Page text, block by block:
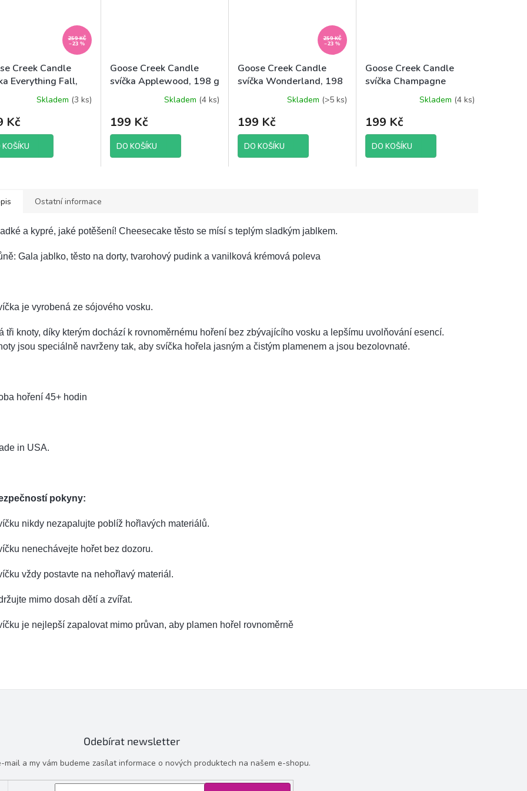
259 KČ
–23 %
Creek Candle
Everything Fall,
Skladem (3 ks)
Kč
Goose Creek Candle
svíčka Applewood, 198 g
Skladem (4 ks)
199 Kč
DO KOŠÍKU
259 KČ
–23 %
Goose Creek Candle
svíčka Wonderland, 198
g vzor 2025Skladem (>5 ks)
199 Kč
DO KOŠÍKU
Goose Creek Candle
svíčka Champagne
Bubbles, 198 gSkladem (4 ks)
199 Kč
DO KOŠÍKU
Ostatní informace
a kypré, jaké potěšení! Cheesecake těsto se mísí s teplým sladkým jablkem.
Gala jablko, těsto na dorty, tvarohový pudink a vanilková krémová poleva
je vyrobená ze sójového vosku.
tři knoty, díky kterým dochází k rovnoměrnému hoření bez zbývajícího vosku a lepšímu uvolňování esencí.
jsou speciálně navrženy tak, aby svíčka hořela jasným a čistým plamenem a jsou bezolovnaté.
hoření 45+ hodin
in USA.
pokyny:
nikdy nezapalujte poblíž hořlavých materiálů.
nenechávejte hořet bez dozoru.
vždy postavte na nehořlavý materiál.
mimo dosah dětí a zvířat.
je nejlepší zapalovat mimo průvan, aby plamen hořel rovnoměrně
Odebírat newsletter
mail a my vám budeme zasílat informace o nových produktech na našem e-shopu.